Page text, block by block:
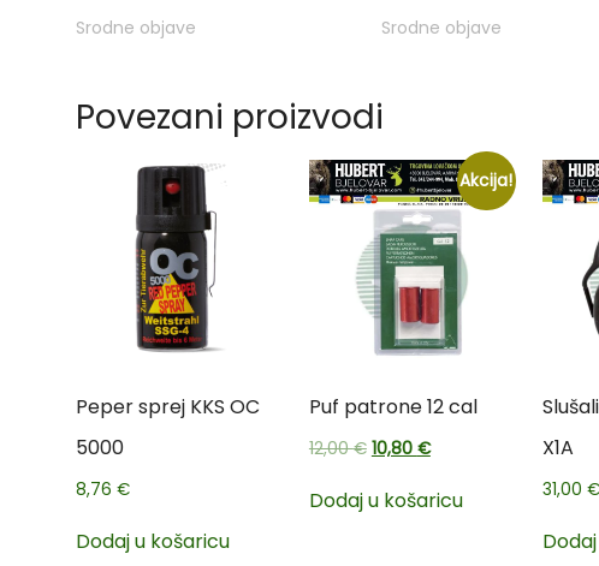
Srodne objave
Srodne objave
Povezani proizvodi
Peper sprej KKS OC
5000
8,76 €
Dodaj u košaricu
Akcija!
Puf patrone 12 cal
12,00€ 10,80 €
Dodaj u košaricu
X1A
31,00 €